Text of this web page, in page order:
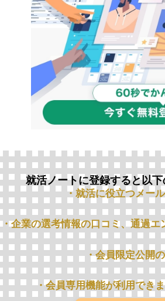
就活ノートに登録すると以
・就活に役立つメー
・企業の選考情報の口コミ、通過
・会員限定公開
・会員専用機能が利用でき